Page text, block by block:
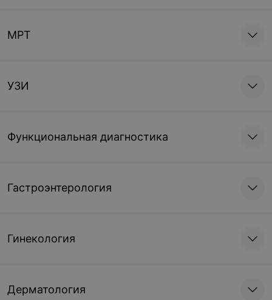
МРТ
УЗИ
Функциональная диагностика
Гастроэнтерология
Гинекология
Дерматология